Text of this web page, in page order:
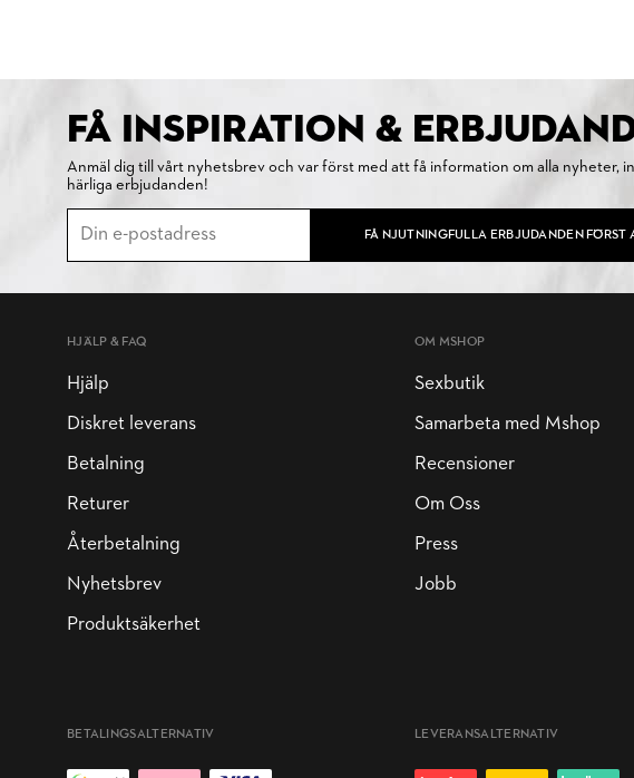
FÅ INSPIRATION &
Anmäl dig till vårt nyhetsbrev och var först med att få information om alla nyheter,
härliga erbjudanden!
FÅ NJUTNINGFULLA ERBJUDANDEN FÖRST
HJÄLP & FAQ
Hjälp
Diskret leverans
Betalning
Returer
Återbetalning
Nyhetsbrev
Produktsäkerhet
OM MSHOP
Sexbutik
Samarbeta med Mshop
Recensioner
Om Oss
Press
Jobb
BETALINGSALTERNATIV LEVERANSALTERNATIV